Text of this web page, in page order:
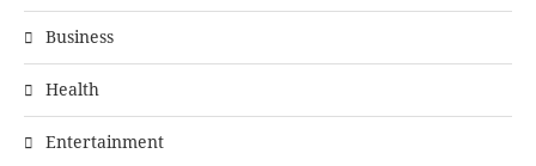
Business
Health
Entertainment